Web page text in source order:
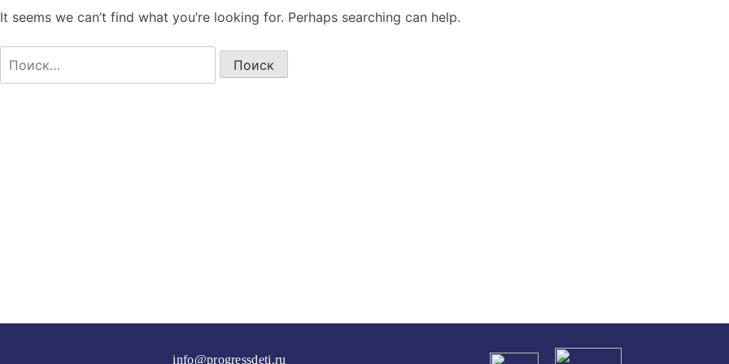
It seems we can’t find what you’re looking for. Perhaps searching can help.
info@progressdeti.ru